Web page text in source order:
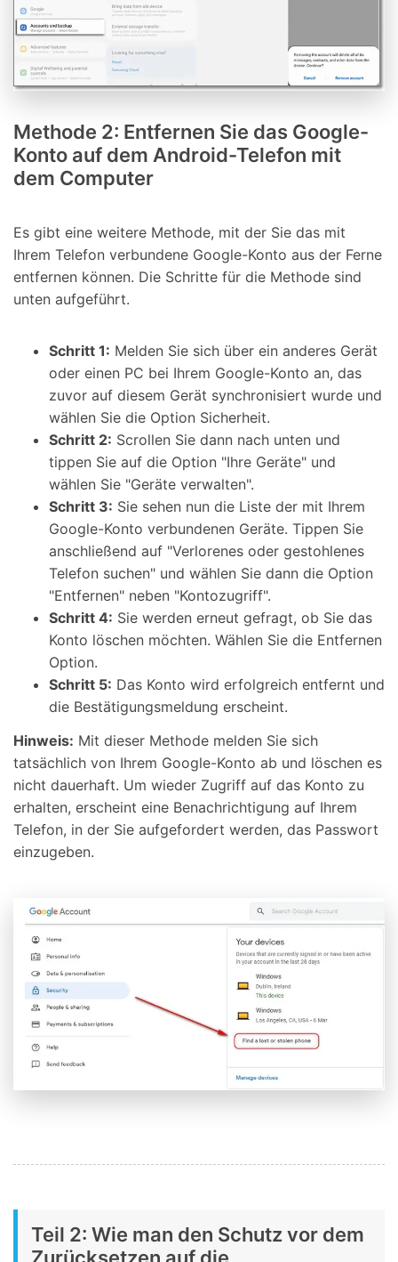
Methode 2: Entfernen Sie das Google-
Konto auf dem Android-Telefon mit
dem Computer
Es gibt eine weitere Methode, mit der Sie das mit
Ihrem Telefon verbundene Google-Konto aus der Ferne
entfernen können. Die Schritte für die Methode sind
unten aufgeführt.
Schritt 1: Melden Sie sich über ein anderes Gerät
oder einen PC bei Ihrem Google-Konto an, das
zuvor auf diesem Gerät synchronisiert wurde und
wählen Sie die Option Sicherheit.
Schritt 2: Scrollen Sie dann nach unten und
tippen Sie auf die Option "Ihre Geräte" und
wählen Sie "Geräte verwalten".
Schritt 3: Sie sehen nun die Liste der mit Ihrem
Google-Konto verbundenen Geräte. Tippen Sie
anschließend auf "Verlorenes oder gestohlenes
Telefon suchen" und wählen Sie dann die Option
"Entfernen" neben "Kontozugriff".
Schritt 4: Sie werden erneut gefragt, ob Sie das
Konto löschen möchten. Wählen Sie die Entfernen
Option.
Schritt 5: Das Konto wird erfolgreich entfernt und
die Bestätigungsmeldung erscheint.
Hinweis: Mit dieser Methode melden Sie sich
tatsächlich von Ihrem Google-Konto ab und löschen es
nicht dauerhaft. Um wieder Zugriff auf das Konto zu
erhalten, erscheint eine Benachrichtigung auf Ihrem
Telefon, in der Sie aufgefordert werden, das Passwort
einzugeben.
Teil 2: Wie man den Schutz vor dem